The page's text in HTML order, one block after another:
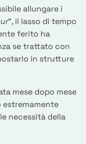
allungare i
”, il lasso di tempo
ferito ha
se trattato con
in strutture
mese dopo mese
estremamente
necessità della